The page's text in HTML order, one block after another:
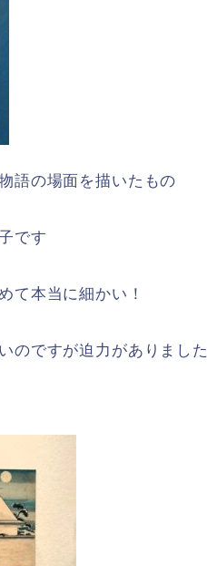
語の場面を描いたもの
です
て本当に細かい！
のですが迫力がありました